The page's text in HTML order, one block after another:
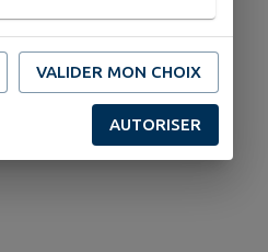
dispensera de cours
VALIDER MON CHOIX
AUTORISER